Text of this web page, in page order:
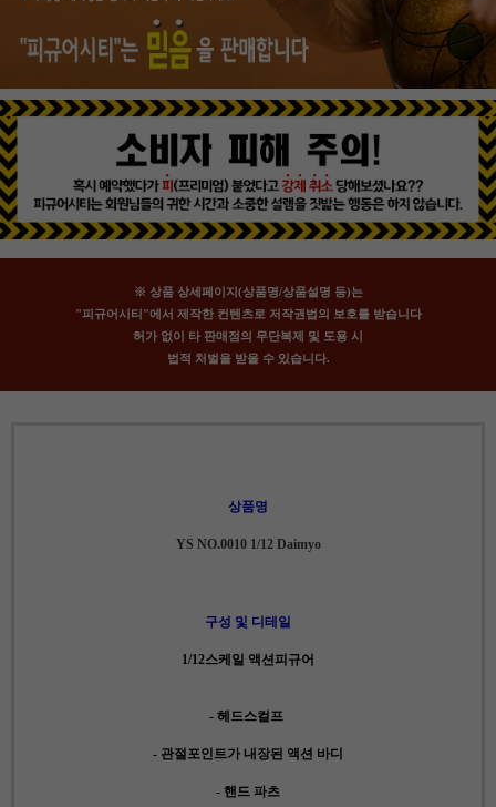
※ 상품 상세페이지(상품명/상품설명 등)는
"피규어시티"에서 제작한 컨텐츠로 저작권법의 보호를 받습니다
허가 없이 타 판매점의 무단복제 및 도용 시
법적 처벌을 받을 수 있습니다.
상품명
YS NO.0010 1/12 Daimyo
구성 및 디테일
1/12스케일 액션피규어
- 헤드스컬프
- 관절포인트가 내장된 액션 바디
- 핸드 파츠